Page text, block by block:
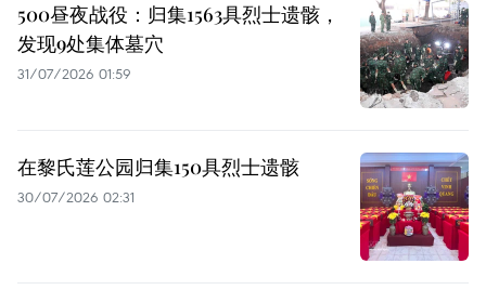
500昼夜战役：归集1563具烈士遗骸，
发现9处集体墓穴
31/07/2026 01:59
在黎氏莲公园归集150具烈士遗骸
30/07/2026 02:31